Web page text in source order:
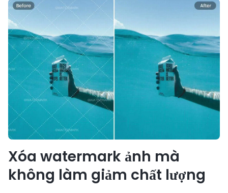
Xóa watermark ảnh mà
không làm giảm chất lượng